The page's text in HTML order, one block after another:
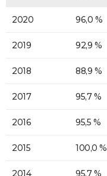
2020 96,0 %
2019 92,9 %
2018 88,9 %
2017 95,7 %
2016 95,5 %
2015 100,0 %
2014 95,7 %